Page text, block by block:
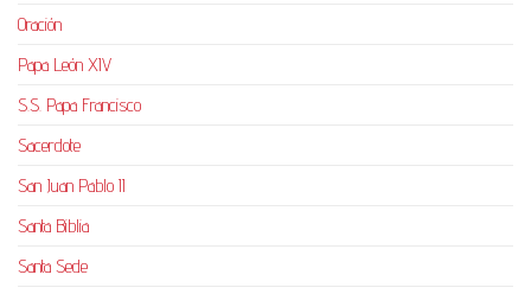
Oración
Papa León XIV
S.S. Papa Francisco
Sacerdote
San Juan Pablo II
Santa Biblia
Santa Sede